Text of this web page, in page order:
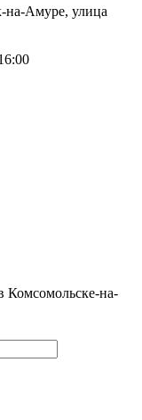
на-Амуре, улица
Комсомольске-на-